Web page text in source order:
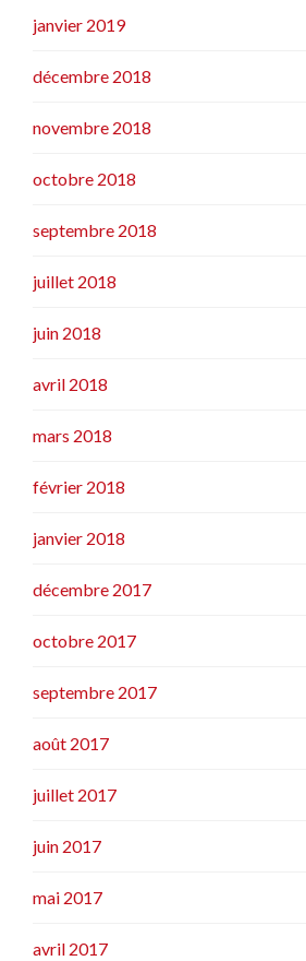
janvier 2019
décembre 2018
novembre 2018
octobre 2018
septembre 2018
juillet 2018
juin 2018
avril 2018
mars 2018
février 2018
janvier 2018
décembre 2017
octobre 2017
septembre 2017
août 2017
juillet 2017
juin 2017
mai 2017
avril 2017